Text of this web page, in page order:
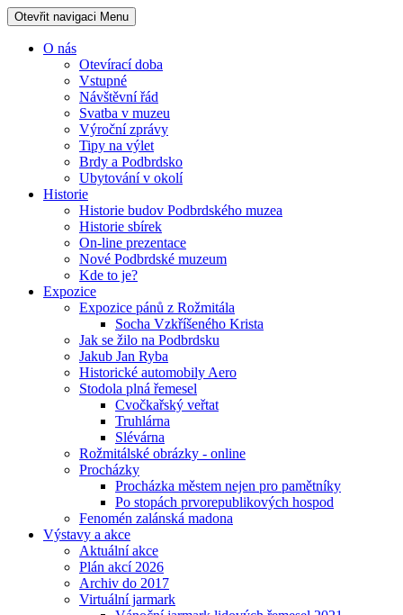
Otevřit navigaci Menu
O nás
Otevírací doba
Vstupné
Návštěvní řád
Svatba v muzeu
Výroční zprávy
Tipy na výlet
Brdy a Podbrdsko
Ubytování v okolí
Historie
Historie budov Podbrdského muzea
Historie sbírek
On-line prezentace
Nové Podbrdské muzeum
Kde to je?
Expozice
Expozice pánů z Rožmitála
Socha Vzkříšeného Krista
Jak se žilo na Podbrdsku
Jakub Jan Ryba
Historické automobily Aero
Stodola plná řemesel
Cvočkařský veřtat
Truhlárna
Slévárna
Rožmitálské obrázky - online
Procházky
Procházka městem nejen pro pamětníky
Po stopách prvorepublikových hospod
Fenomén zalánská madona
Výstavy a akce
Aktuální akce
Plán akcí 2026
Archiv do 2017
Virtuální jarmark